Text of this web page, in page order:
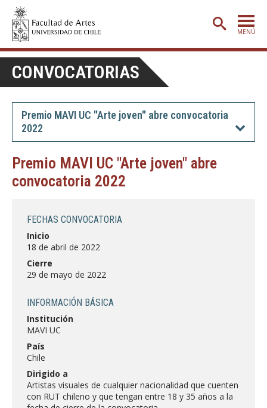
MENÚ
PORTADA
ADMISIÓN
ETAPA BÁSICA
POSTGRADO
EXTENSIÓN
BIBLIOTECA
DEPARTAMENTOS
Estudiantes
Académicas/os
CONVOCATORIAS
Premio MAVI UC "Arte joven" abre convocatoria
2022
Premio MAVI UC "Arte joven" abre
convocatoria 2022
FECHAS CONVOCATORIA
Inicio
18 de abril de 2022
Cierre
29 de mayo de 2022
INFORMACIÓN BÁSICA
Institución
MAVI UC
País
Chile
Dirigido a
Artistas visuales de cualquier nacionalidad que cuenten
con RUT chileno y que tengan entre 18 y 35 años a la